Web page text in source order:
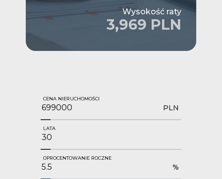
Wysokość raty
3,969 PLN
CENA NIERUCHOMOŚCI
PLN
LATA
OPROCENTOWANIE ROCZNE
%